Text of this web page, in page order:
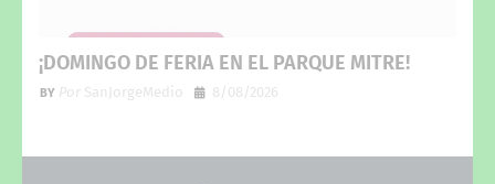
¡DOMINGO DE FERIA EN EL PARQUE MITRE!
Por SanJorgeMedio 8/08/2026